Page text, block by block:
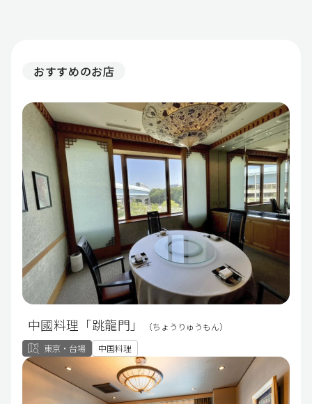
おすすめのお店
中國料理「跳龍門」
（ちょうりゅうもん）
東京・台場
中国料理